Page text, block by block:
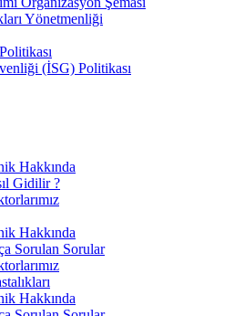
Yönetmenliği
(İSG) Politikası
Hakkında
Gidilir ?
Hakkında
Sorulan Sorular
Hakkında